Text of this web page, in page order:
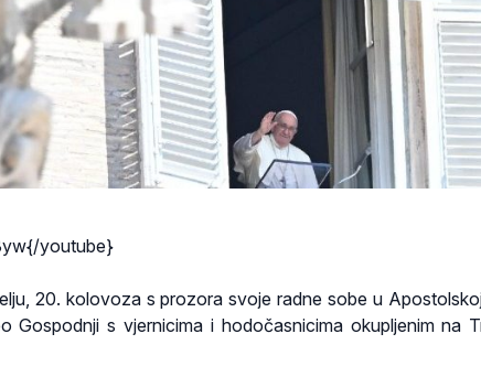
youtube}
20. kolovoza s prozora svoje radne sobe u
Gospodnji s vjernicima i hodočasnicima okupljenim na